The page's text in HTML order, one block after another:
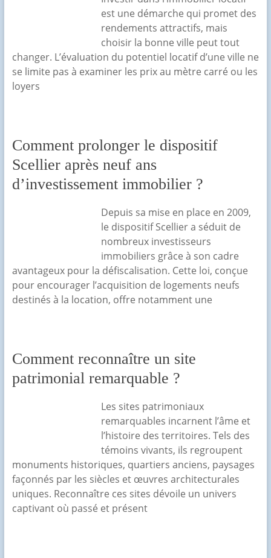
est une démarche qui promet des
rendements attractifs, mais
choisir la bonne ville peut tout
changer. L’évaluation du potentiel locatif d’une ville ne
se limite pas à examiner les prix au mètre carré ou les
loyers
Comment prolonger le dispositif
Scellier après neuf ans
d’investissement immobilier ?
Depuis sa mise en place en 2009,
le dispositif Scellier a séduit de
nombreux investisseurs
immobiliers grâce à son cadre
avantageux pour la défiscalisation. Cette loi, conçue
pour encourager l’acquisition de logements neufs
destinés à la location, offre notamment une
Comment reconnaître un site
patrimonial remarquable ?
Les sites patrimoniaux
remarquables incarnent l’âme et
l’histoire des territoires. Tels des
témoins vivants, ils regroupent
monuments historiques, quartiers anciens, paysages
façonnés par les siècles et œuvres architecturales
uniques. Reconnaître ces sites dévoile un univers
captivant où passé et présent